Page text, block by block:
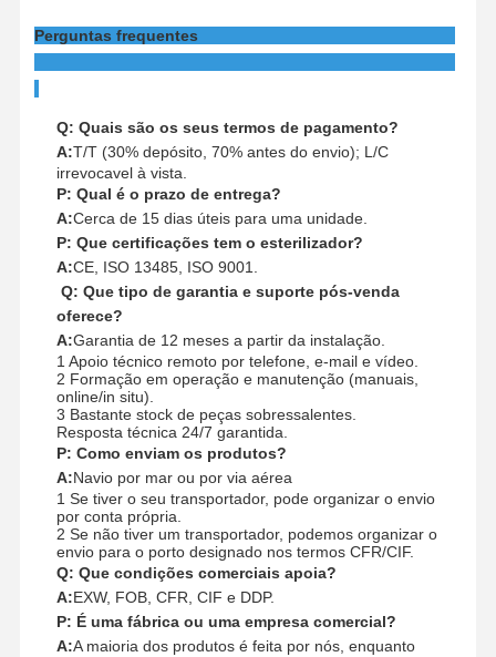
Perguntas frequentes
Q: Quais são os seus termos de pagamento?
A:T/T (30% depósito, 70% antes do envio); L/C
irrevocavel à vista.
P: Qual é o prazo de entrega?
A:Cerca de 15 dias úteis para uma unidade.
P: Que certificações tem o esterilizador?
A:CE, ISO 13485, ISO 9001.
Q: Que tipo de garantia e suporte pós-venda
oferece?
A:Garantia de 12 meses a partir da instalação.
1 Apoio técnico remoto por telefone, e-mail e vídeo.
2 Formação em operação e manutenção (manuais,
online/in situ).
3 Bastante stock de peças sobressalentes.
Resposta técnica 24/7 garantida.
P: Como enviam os produtos?
A:Navio por mar ou por via aérea
1 Se tiver o seu transportador, pode organizar o envio
por conta própria.
2 Se não tiver um transportador, podemos organizar o
envio para o porto designado nos termos CFR/CIF.
Q: Que condições comerciais apoia?
A:EXW, FOB, CFR, CIF e DDP.
P: É uma fábrica ou uma empresa comercial?
A:A maioria dos produtos é feita por nós, enquanto